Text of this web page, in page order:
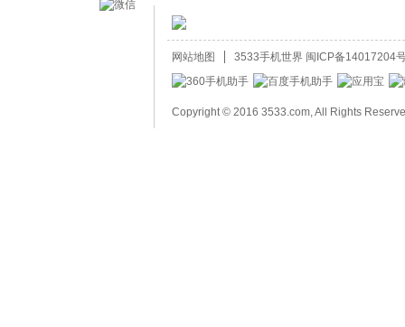
网站地图 3533手机世界 闽ICP备14017204
Copyright © 2016 3533.com, All Rights